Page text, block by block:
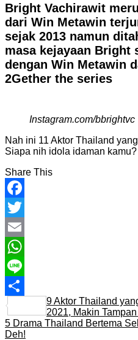
Bright Vachirawit
dari Win Metawin
sejak 2013 namun
masa kejayaan Bright
dengan Win Metawin
2Gether the series
Instagram.com/bbrightvc
Nah ini 11 Aktor Thailand
Siapa nih idola idaman kamu?
Share This
Facebook
Twitter
Email
WhatsApp
Line
Share
9 Aktor Thailand
2021, Makin
5 Drama Thailand Bertema
Deh!